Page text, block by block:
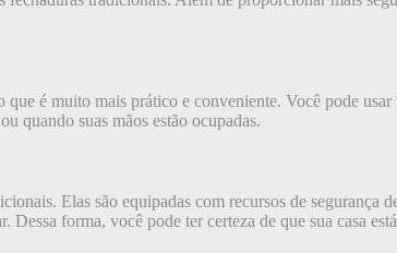
é muito mais prático e conveniente. Você pode
quando suas mãos estão ocupadas.
Elas são equipadas com recursos de segurança
forma, você pode ter certeza de que sua casa